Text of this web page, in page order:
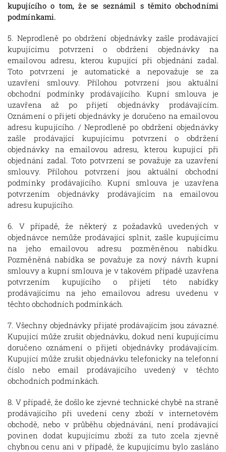
kupujícího o tom, že se seznámil s těmito obchodními
podmínkami.
5. Neprodleně po obdržení objednávky zašle prodávající
kupujícímu potvrzení o obdržení objednávky na
emailovou adresu, kterou kupující při objednání zadal.
Toto potvrzení je automatické a nepovažuje se za
uzavření smlouvy. Přílohou potvrzení jsou aktuální
obchodní podmínky prodávajícího. Kupní smlouva je
uzavřena až po přijetí objednávky prodávajícím.
Oznámení o přijetí objednávky je doručeno na emailovou
adresu kupujícího. / Neprodleně po obdržení objednávky
zašle prodávající kupujícímu potvrzení o obdržení
objednávky na emailovou adresu, kterou kupující při
objednání zadal. Toto potvrzení se považuje za uzavření
smlouvy. Přílohou potvrzení jsou aktuální obchodní
podmínky prodávajícího. Kupní smlouva je uzavřena
potvrzením objednávky prodávajícím na emailovou
adresu kupujícího.
6. V případě, že některý z požadavků uvedených v
objednávce nemůže prodávající splnit, zašle kupujícímu
na jeho emailovou adresu pozměněnou nabídku.
Pozměněná nabídka se považuje za nový návrh kupní
smlouvy a kupní smlouva je v takovém případě uzavřena
potvrzením kupujícího o přijetí této nabídky
prodávajícímu na jeho emailovou adresu uvedenu v
těchto obchodních podmínkách.
7. Všechny objednávky přijaté prodávajícím jsou závazné.
Kupující může zrušit objednávku, dokud není kupujícímu
doručeno oznámení o přijetí objednávky prodávajícím.
Kupující může zrušit objednávku telefonicky na telefonní
číslo nebo email prodávajícího uvedený v těchto
obchodních podmínkách.
8. V případě, že došlo ke zjevné technické chybě na straně
prodávajícího při uvedení ceny zboží v internetovém
obchodě, nebo v průběhu objednávání, není prodávající
povinen dodat kupujícímu zboží za tuto zcela zjevně
chybnou cenu ani v případě, že kupujícímu bylo zasláno